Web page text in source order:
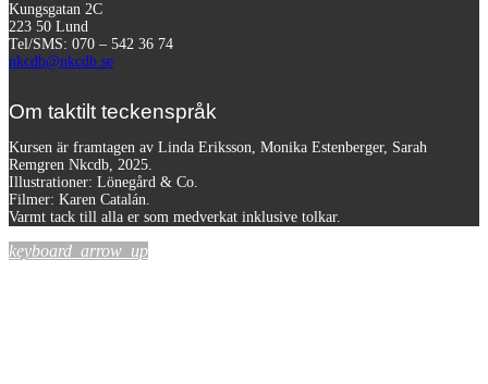
Kungsgatan 2C
223 50 Lund
Tel/SMS: 070 – 542 36 74
nkcdb@nkcdb.se
Om taktilt teckenspråk
Kursen är framtagen av Linda Eriksson, Monika Estenberger, Sarah
Remgren Nkcdb, 2025.
Illustrationer: Lönegård & Co.
Filmer: Karen Catalán.
Varmt tack till alla er som medverkat inklusive tolkar.
keyboard_arrow_up